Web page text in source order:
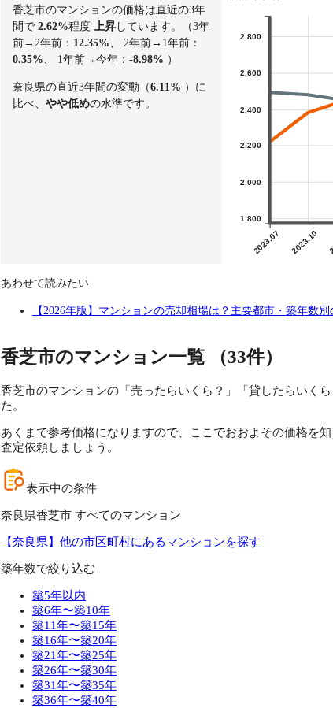
香芝市のマンションの価格は直近の3年
間で 2.62%程度 上昇 しています。（3年
前→2年前： 12.35% 、 2年前→1年前：
0.35% 、 1年前→今年： -8.98% ）
奈良県の直近3年間の変動（6.11% ）に
比べ、 やや低めの水準です。
2023.07 2023.10
1,800
2,000
2,200
2,400
2,600
2,800
あわせて読みたい
【2026年版】マンションの売却相場は？主要都市・築年数
香芝市のマンション一覧 （33件）
香芝市のマンションの「売ったらいくら？」「貸したらいく
た。
あくまで参考価格になりますので、ここでおおよその価格を
査定依頼しましょう。
表示中の条件
奈良県香芝市 すべてのマンション
【奈良県】他の市区町村にあるマンションを探す
築年数で絞り込む
築5年以内
築6年〜築10年
築11年〜築15年
築16年〜築20年
築21年〜築25年
築26年〜築30年
築31年〜築35年
築36年〜築40年